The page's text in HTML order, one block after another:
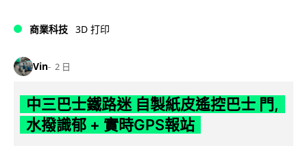
商業科技 3D 打印
Vin 2 日
中三巴士鐵路迷 自製紙皮遙控巴士 門,
水撥識郁 + 實時GPS報站